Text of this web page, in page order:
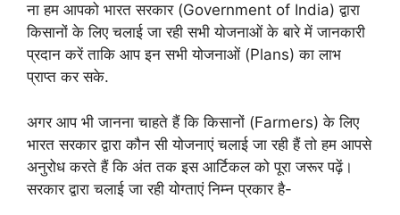
ना हम आपको भारत सरकार (Government of India) द्वारा
किसानों के लिए चलाई जा रही सभी योजनाओं के बारे में जानकारी
प्रदान करें ताकि आप इन सभी योजनाओं (Plans) का लाभ
प्राप्त कर सके.
अगर आप भी जानना चाहते हैं कि किसानों (Farmers) के लिए
भारत सरकार द्वारा कौन सी योजनाएं चलाई जा रही हैं तो हम आपसे
अनुरोध करते हैं कि अंत तक इस आर्टिकल को पूरा जरूर पढ़ें।
सरकार द्वारा चलाई जा रही योग्ताएं निम्न प्रकार है-